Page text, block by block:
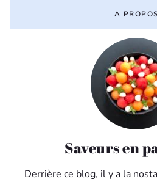
A PROPOS
Saveurs en
Derrière ce blog, il y a la